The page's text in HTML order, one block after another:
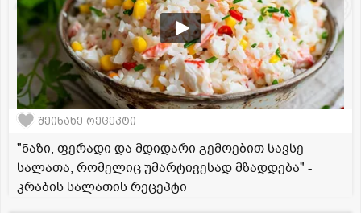
შეინახე რეცეპტი
"ნაზი, ფერადი და მდიდარი გემოებით სავსე
სალათა, რომელიც უმარტივესად მზადდება" -
კრაბის სალათის რეცეპტი